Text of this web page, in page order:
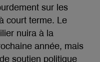
sur les
court terme. Le
nuira à la
année, mais
soutien politique